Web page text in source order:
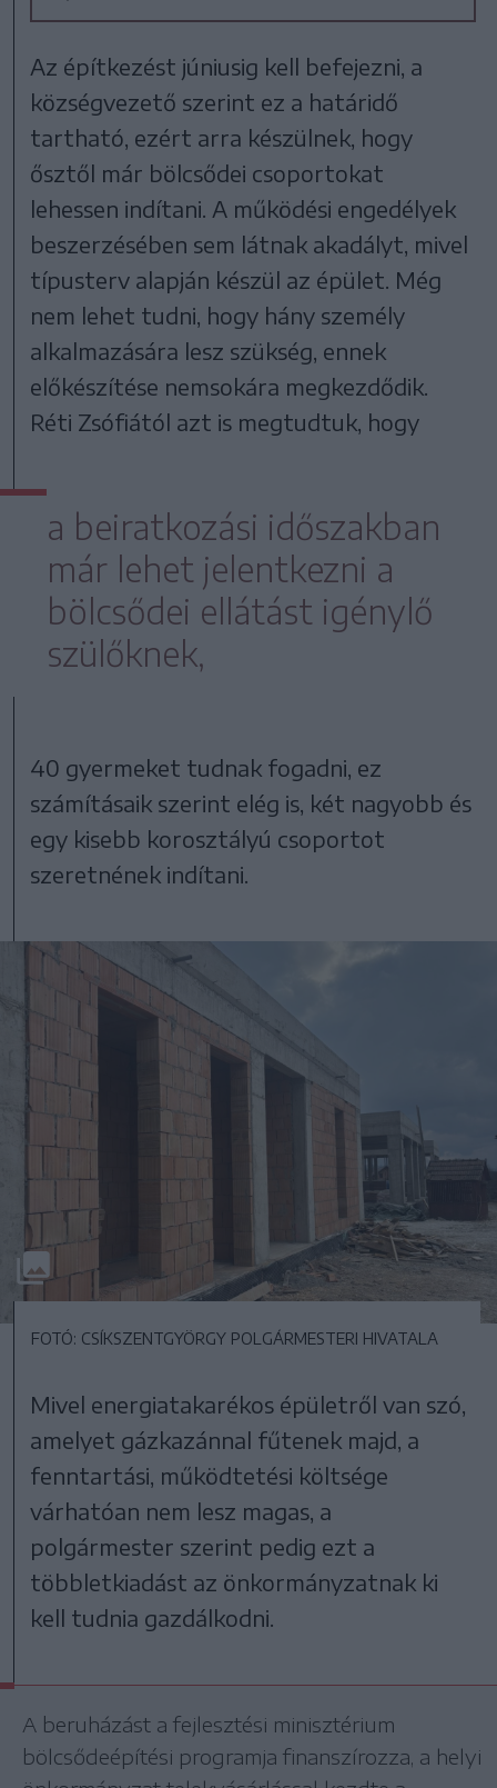
Az építkezést júniusig kell befejezni, a
községvezető szerint ez a határidő
tartható, ezért arra készülnek, hogy
ősztől már bölcsődei csoportokat
lehessen indítani. A működési engedélyek
beszerzésében sem látnak akadályt, mivel
típusterv alapján készül az épület. Még
nem lehet tudni, hogy hány személy
alkalmazására lesz szükség, ennek
előkészítése nemsokára megkezdődik.
Réti Zsófiától azt is megtudtuk, hogy
a beiratkozási időszakban
már lehet jelentkezni a
bölcsődei ellátást igénylő
szülőknek,
40 gyermeket tudnak fogadni, ez
számításaik szerint elég is, két nagyobb és
egy kisebb korosztályú csoportot
szeretnének indítani.
FOTÓ: CSÍKSZENTGYÖRGY POLGÁRMESTERI HIVATALA
Mivel energiatakarékos épületről van szó,
amelyet gázkazánnal fűtenek majd, a
fenntartási, működtetési költsége
várhatóan nem lesz magas, a
polgármester szerint pedig ezt a
többletkiadást az önkormányzatnak ki
kell tudnia gazdálkodni.
A beruházást a fejlesztési minisztérium
bölcsődeépítési programja finanszírozza, a helyi